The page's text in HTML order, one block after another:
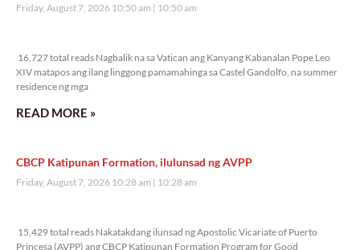
Friday, August 7, 2026 10:50 am 10:50 am
16,727 total reads Nagbalik na sa Vatican ang Kanyang Kabanalan Pope Leo
XIV matapos ang ilang linggong pamamahinga sa Castel Gandolfo, na summer
residence ng mga
READ MORE »
CBCP Katipunan Formation, ilulunsad ng AVPP
Friday, August 7, 2026 10:28 am 10:28 am
15,429 total reads Nakatakdang ilunsad ng Apostolic Vicariate of Puerto
Princesa (AVPP) ang CBCP Katipunan Formation Program for Good